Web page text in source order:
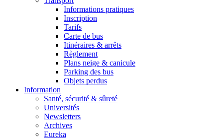
Informations pratiques
Inscription
Tarifs
Carte de bus
Itinéraires & arrêts
Règlement
Plans neige & canicule
Parking des bus
Objets perdus
Information
Santé, sécurité & sûreté
Universités
Newsletters
Archives
Eureka